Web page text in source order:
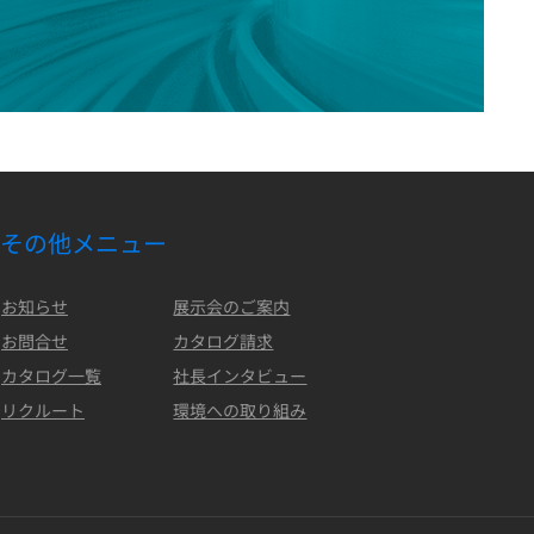
その他メニュー
お知らせ
展示会のご案内
お問合せ
カタログ請求
カタログ一覧
社長インタビュー
リクルート
環境への取り組み